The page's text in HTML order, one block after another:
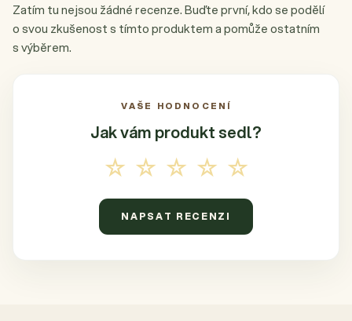
Zatím tu nejsou žádné recenze. Buďte první, kdo se podělí
o svou zkušenost s tímto produktem a pomůže ostatním
s výběrem.
VAŠE HODNOCENÍ
Jak vám produkt sedl?
☆☆☆☆☆
NAPSAT RECENZI